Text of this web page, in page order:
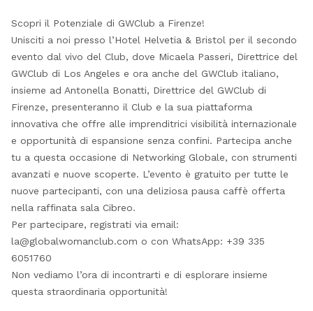
Scopri il Potenziale di GWClub a Firenze!
Unisciti a noi presso l’Hotel Helvetia & Bristol per il secondo
evento dal vivo del Club, dove Micaela Passeri, Direttrice del
GWClub di Los Angeles e ora anche del GWClub italiano,
insieme ad Antonella Bonatti, Direttrice del GWClub di
Firenze, presenteranno il Club e la sua piattaforma
innovativa che offre alle imprenditrici visibilità internazionale
e opportunità di espansione senza confini. Partecipa anche
tu a questa occasione di Networking Globale, con strumenti
avanzati e nuove scoperte. L’evento è gratuito per tutte le
nuove partecipanti, con una deliziosa pausa caffè offerta
nella raffinata sala Cibreo.
Per partecipare, registrati via email:
la@globalwomanclub.com o con WhatsApp: +39 335
6051760
Non vediamo l’ora di incontrarti e di esplorare insieme
questa straordinaria opportunità!